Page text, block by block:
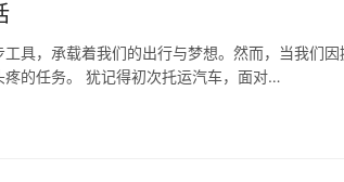
具，承载着我们的出行与梦想。然而，当我们
的任务。 犹记得初次托运汽车，面对…